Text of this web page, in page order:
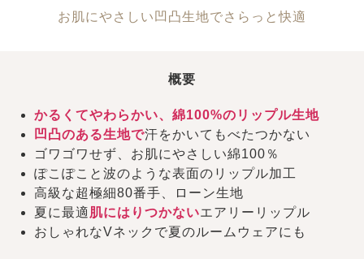
お肌にやさしい凹凸生地でさらっと快適
概要
かるくてやわらかい、綿100%のリップル生地
凹凸のある生地で汗をかいてもべたつかない
ゴワゴワせず、お肌にやさしい綿100％
ぽこぽこと波のような表面のリップル加工
高級な超極細80番手、ローン生地
夏に最適肌にはりつかないエアリーリップル
おしゃれなVネックで夏のルームウェアにも